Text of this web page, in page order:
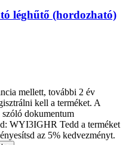
léghűtő (hordozható)
mellett, további 2 év
kell a terméket. A
dokumentum
WYI3IGHR Tedd a terméket
az 5% kedvezményt.